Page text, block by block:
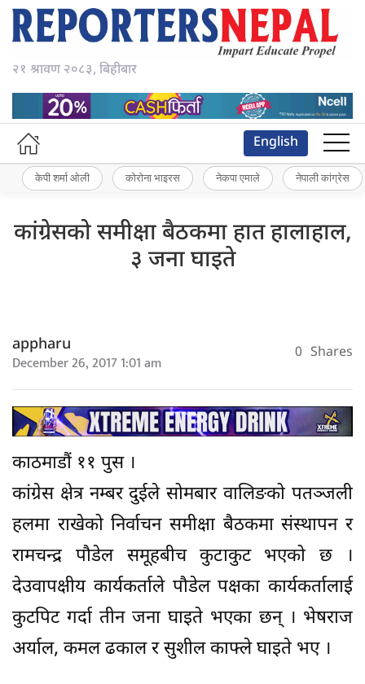
२१ श्रावण २०८३, बिहीबार
English
केपी शर्मा ओली कोरोना भाइरस नेकपा एमाले नेपाली कांग्रेस
कांग्रेसको समीक्षा बैठकमा हात हालाहाल,
३ जना घाइते
appharu
December 26, 2017 1:01 am 0 Shares
काठमाडौं ११ पुस ।
कांग्रेस क्षेत्र नम्बर दुईले सोमबार वालिङको पतञ्जली
हलमा राखेको निर्वाचन समीक्षा बैठकमा संस्थापन र
रामचन्द्र पौडेल समूहबीच कुटाकुट भएको छ ।
देउवापक्षीय कार्यकर्ताले पौडेल पक्षका कार्यकर्तालाई
कुटपिट गर्दा तीन जना घाइते भएका छन् । भेषराज
अर्याल, कमल ढकाल र सुशील काफ्ले घाइते भए ।